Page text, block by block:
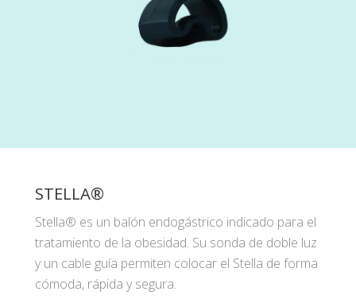
STELLA®
Stella® es un balón endogástrico indicado para el
tratamiento de la obesidad. Su sonda de doble luz
y un cable guía permiten colocar el Stella de forma
cómoda, rápida y segura.